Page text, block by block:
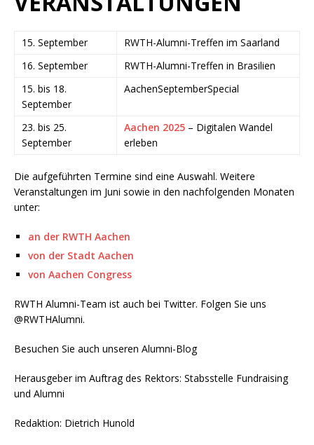
15. September
RWTH-Alumni-Treffen im Saarland
16. September
RWTH-Alumni-Treffen in Brasilien
15. bis 18.
September
AachenSeptemberSpecial
23. bis 25.
September
Aachen 2025 – Digitalen Wandel
erleben
Die aufgeführten Termine sind eine Auswahl. Weitere
Veranstaltungen im Juni sowie in den nachfolgenden Monaten
unter:
an der RWTH Aachen
von der Stadt Aachen
von Aachen Congress
RWTH Alumni-Team ist auch bei Twitter. Folgen Sie uns
@RWTHAlumni.
Besuchen Sie auch unseren Alumni-Blog
Herausgeber im Auftrag des Rektors: Stabsstelle Fundraising
und Alumni
Redaktion: Dietrich Hunold